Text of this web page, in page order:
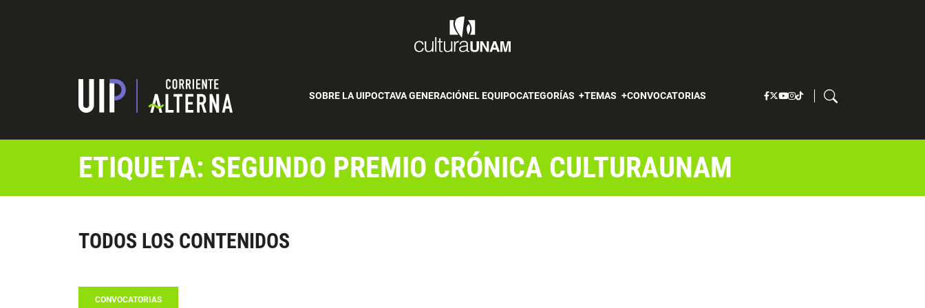
SOBRE LA UIPOCTAVA GENERACIÓNEL EQUIPOCATEGORÍAS TEMAS CONVOCATORIAS
ETIQUETA: SEGUNDO PREMIO CRÓNICA CULTURAUNAM
TODOS LOS CONTENIDOS
CONVOCATORIAS